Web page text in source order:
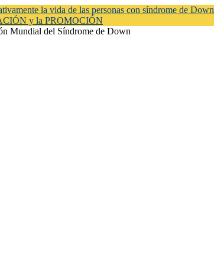
la vida de las personas con síndrome de Down
y la PROMOCIÓN